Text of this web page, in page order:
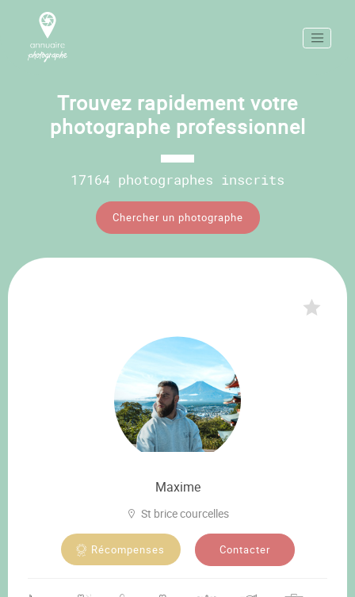
Trouvez rapidement votre
photographe professionnel
17164 photographes inscrits
Chercher un photographe
Maxime
St brice courcelles
Récompenses Contacter